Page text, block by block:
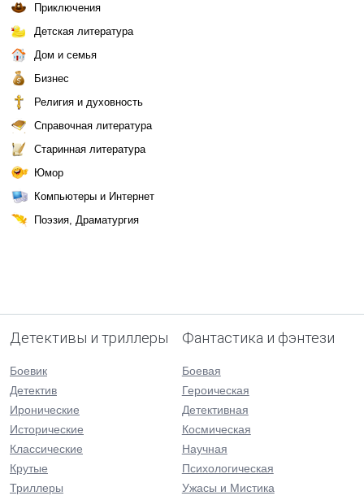
Приключения
Детская литература
Дом и семья
Бизнес
Религия и духовность
Справочная литература
Старинная литература
Юмор
Компьютеры и Интернет
Поэзия, Драматургия
Детективы и триллеры
Боевик
Детектив
Иронические
Исторические
Классические
Крутые
Триллеры
Фантастика и фэнтези
Боевая
Героическая
Детективная
Космическая
Научная
Психологическая
Ужасы и Мистика